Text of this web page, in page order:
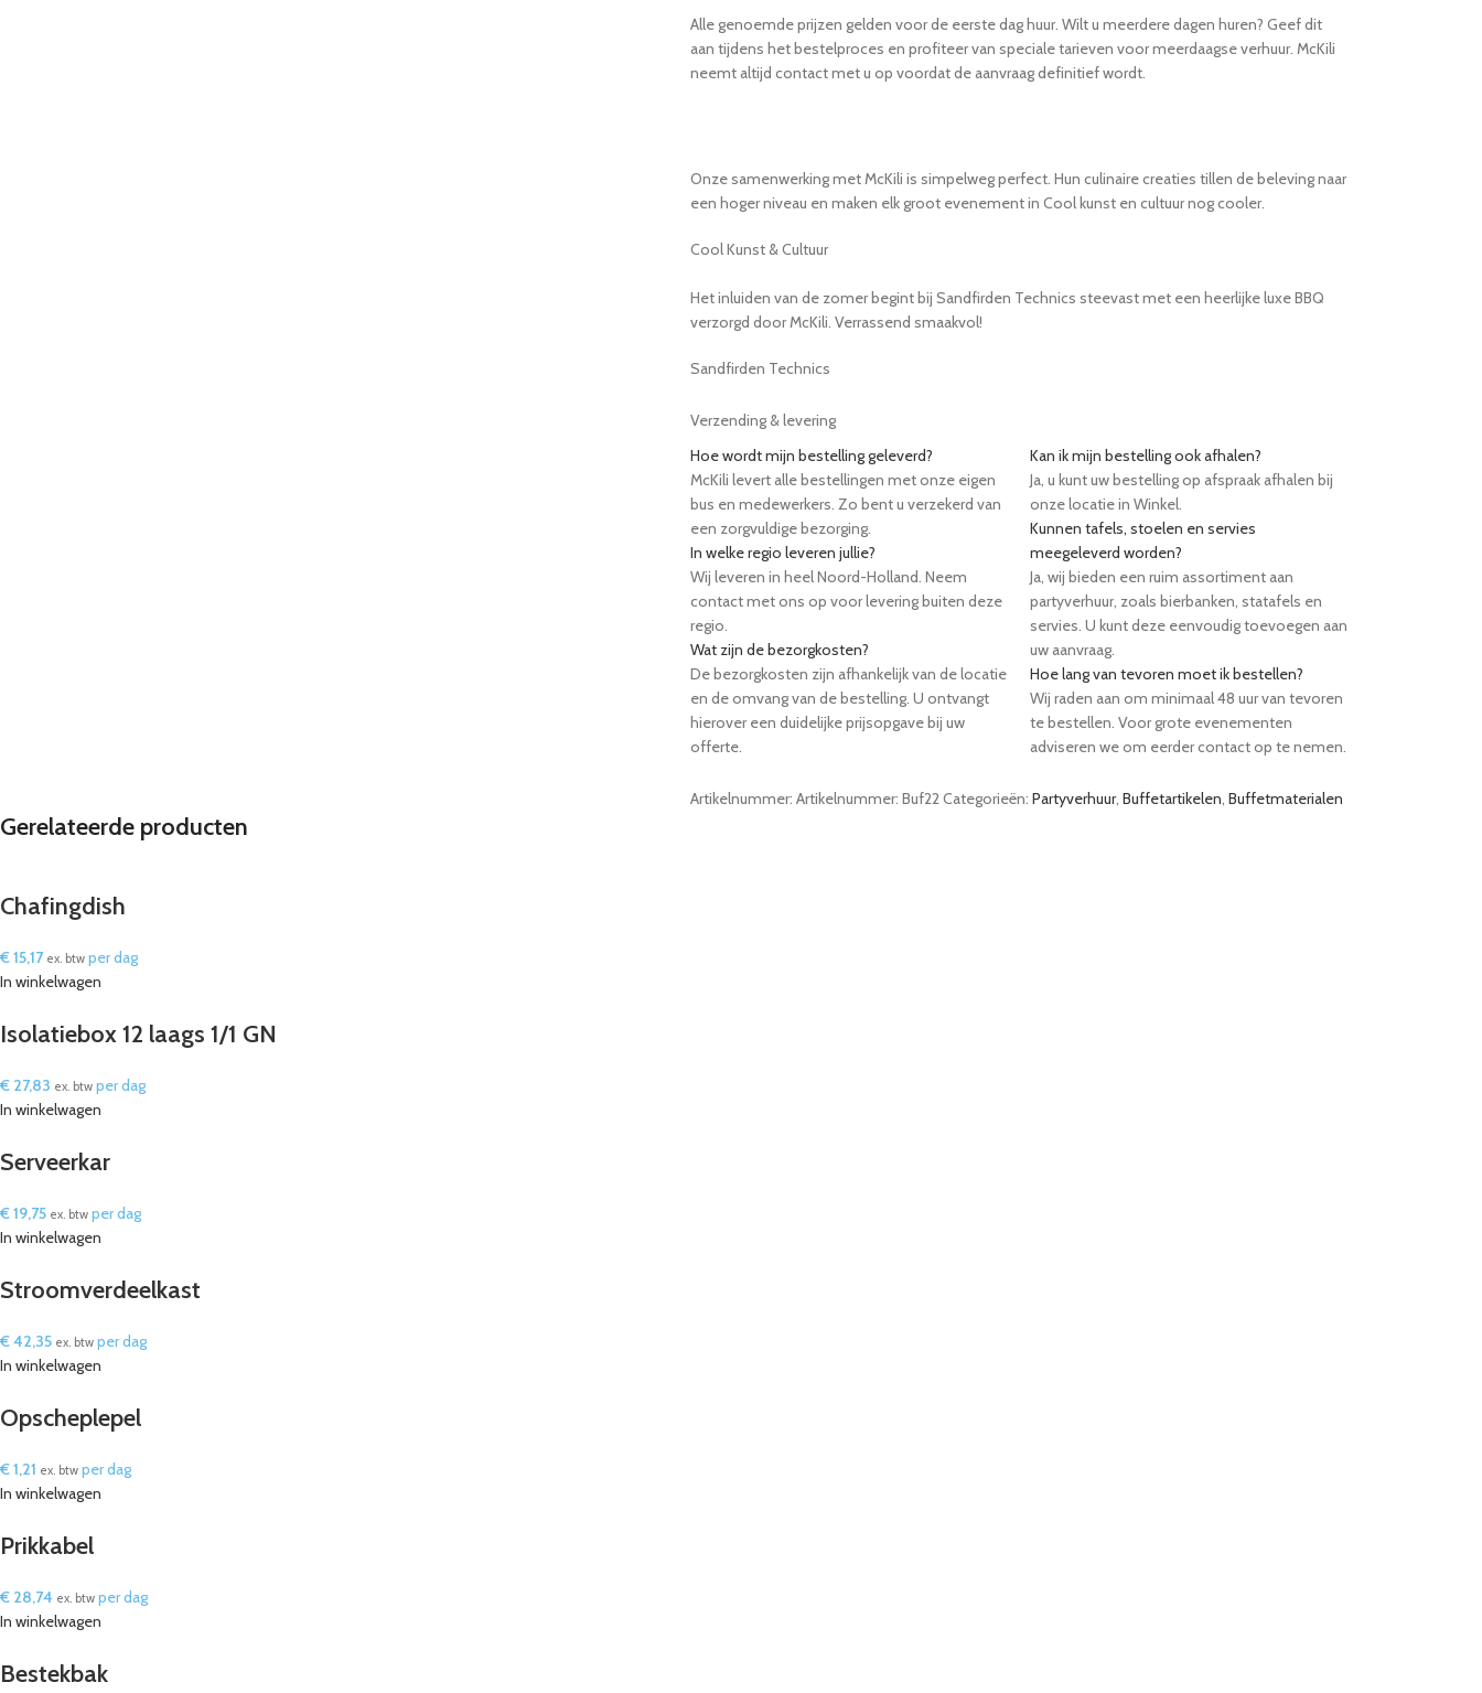
Alle genoemde prijzen gelden voor de eerste dag huur. Wilt u meerdere dagen huren? Geef dit
aan tijdens het bestelproces en profiteer van speciale tarieven voor meerdaagse verhuur. McKili
neemt altijd contact met u op voordat de aanvraag definitief wordt.
Onze samenwerking met McKili is simpelweg perfect. Hun culinaire creaties tillen de beleving naar
een hoger niveau en maken elk groot evenement in Cool kunst en cultuur nog cooler.
Cool Kunst & Cultuur
Het inluiden van de zomer begint bij Sandfirden Technics steevast met een heerlijke luxe BBQ
verzorgd door McKili. Verrassend smaakvol!
Sandfirden Technics
Verzending & levering
Hoe wordt mijn bestelling geleverd?
McKili levert alle bestellingen met onze eigen
bus en medewerkers. Zo bent u verzekerd van
een zorgvuldige bezorging.
In welke regio leveren jullie?
Wij leveren in heel Noord-Holland. Neem
contact met ons op voor levering buiten deze
regio.
Wat zijn de bezorgkosten?
De bezorgkosten zijn afhankelijk van de locatie
en de omvang van de bestelling. U ontvangt
hierover een duidelijke prijsopgave bij uw
offerte.
Kan ik mijn bestelling ook afhalen?
Ja, u kunt uw bestelling op afspraak afhalen bij
onze locatie in Winkel.
Kunnen tafels, stoelen en servies
meegeleverd worden?
Ja, wij bieden een ruim assortiment aan
partyverhuur, zoals bierbanken, statafels en
servies. U kunt deze eenvoudig toevoegen aan
uw aanvraag.
Hoe lang van tevoren moet ik bestellen?
Wij raden aan om minimaal 48 uur van tevoren
te bestellen. Voor grote evenementen
adviseren we om eerder contact op te nemen.
Artikelnummer: Artikelnummer: Buf22Categorieën: Partyverhuur, Buffetartikelen, Buffetmaterialen
Gerelateerde producten
Chafingdish
€15,17 ex. btw per dag
In winkelwagen
Isolatiebox 12 laags 1/1 GN
€ 27,83 ex. btw per dag
In winkelwagen
Serveerkar
€19,75 ex. btw per dag
In winkelwagen
Stroomverdeelkast
€42,35 ex. btw per dag
In winkelwagen
Opscheplepel
€1,21 ex. btw per dag
In winkelwagen
Prikkabel
€ 28,74 ex. btw per dag
In winkelwagen
Bestekbak